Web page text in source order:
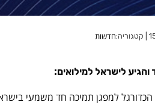
חדשות
לישראל למילואים:
למפגן תמיכה חד משמעי